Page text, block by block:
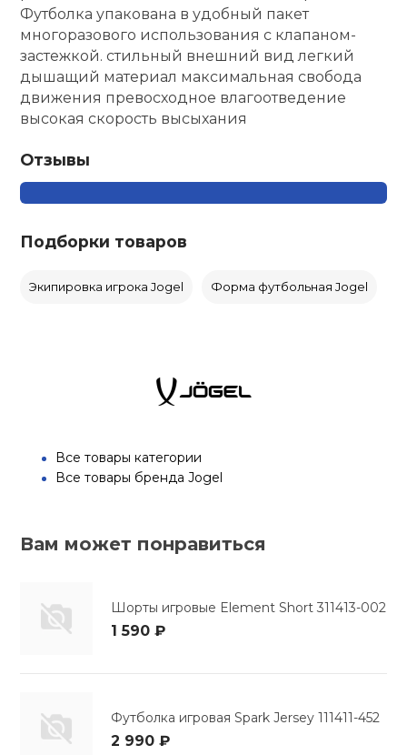
Футболка упакована в удобный пакет
многоразового использования с клапаном-
застежкой. стильный внешний вид легкий
дышащий материал максимальная свобода
движения превосходное влагоотведение
высокая скорость высыхания
Отзывы
Подборки товаров
Экипировка игрока Jogel Форма футбольная Jogel
Все товары категории
Все товары бренда Jogel
Вам может понравиться
Шорты игровые Element Short 311413-002
1 590 ₽
Футболка игровая Spark Jersey 111411-452
2 990 ₽